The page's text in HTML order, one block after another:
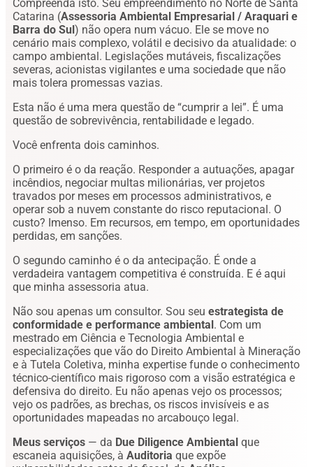
Compreenda isto. Seu empreendimento no Norte de Santa
Catarina (Assessoria Ambiental Empresarial / Araquari e
Barra do Sul) não opera num vácuo. Ele se move no
cenário mais complexo, volátil e decisivo da atualidade: o
campo ambiental. Legislações mutáveis, fiscalizações
severas, acionistas vigilantes e uma sociedade que não
mais tolera promessas vazias.
Esta não é uma mera questão de “cumprir a lei”. É uma
questão de sobrevivência, rentabilidade e legado.
Você enfrenta dois caminhos.
O primeiro é o da reação. Responder a autuações, apagar
incêndios, negociar multas milionárias, ver projetos
travados por meses em processos administrativos, e
operar sob a nuvem constante do risco reputacional. O
custo? Imenso. Em recursos, em tempo, em oportunidades
perdidas, em sanções.
O segundo caminho é o da antecipação. É onde a
verdadeira vantagem competitiva é construída. E é aqui
que minha assessoria atua.
Não sou apenas um consultor. Sou seu estrategista de
conformidade e performance ambiental. Com um
mestrado em Ciência e Tecnologia Ambiental e
especializações que vão do Direito Ambiental à Mineração
e à Tutela Coletiva, minha expertise funde o conhecimento
técnico-científico mais rigoroso com a visão estratégica e
defensiva do direito. Eu não apenas vejo os processos;
vejo os padrões, as brechas, os riscos invisíveis e as
oportunidades mapeadas no arcabouço legal.
Meus serviços — da Due Diligence Ambiental que
escaneia aquisições, à Auditoria que expõe